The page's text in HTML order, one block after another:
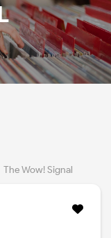
The Wow! Signal